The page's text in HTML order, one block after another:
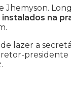
Jhemyson.
na
lazer a
presidente